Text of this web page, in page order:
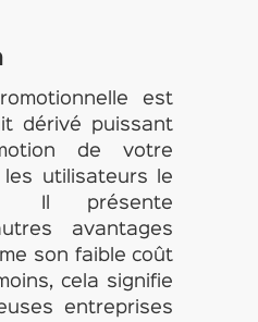
est
dérivé puissant
de votre
les utilisateurs le
Il présente
avantages
son faible coût
cela signifie
entreprises